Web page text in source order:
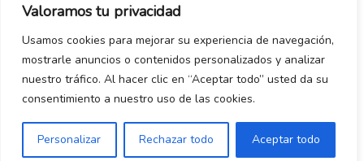
Valoramos tu privacidad
Usamos cookies para mejorar su experiencia de navegación,
mostrarle anuncios o contenidos personalizados y analizar
nuestro tráfico. Al hacer clic en “Aceptar todo” usted da su
consentimiento a nuestro uso de las cookies.
Personalizar Rechazar todo Aceptar todo